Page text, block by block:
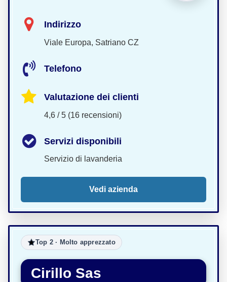
Indirizzo
Viale Europa, Satriano CZ
Telefono
Valutazione dei clienti
4,6 / 5 (16 recensioni)
Servizi disponibili
Servizio di lavanderia
Vedi azienda
Top 2 · Molto apprezzato
Cirillo Sas